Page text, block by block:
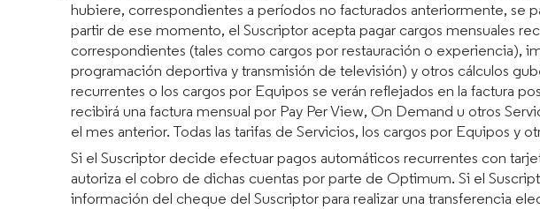
hubiere, correspondientes a períodos no facturados anteriormente, se
partir de ese momento, el Suscriptor acepta pagar cargos mensuales
correspondientes (tales como cargos por restauración o experiencia),
programación deportiva y transmisión de televisión) y otros cálculos
recurrentes o los cargos por Equipos se verán reflejados en la factura
recibirá una factura mensual por Pay Per View, On Demand u otros
el mes anterior. Todas las tarifas de Servicios, los cargos por Equipos y
Si el Suscriptor decide efectuar pagos automáticos recurrentes con
autoriza el cobro de dichas cuentas por parte de Optimum. Si el
información del cheque del Suscriptor para realizar una transferencia